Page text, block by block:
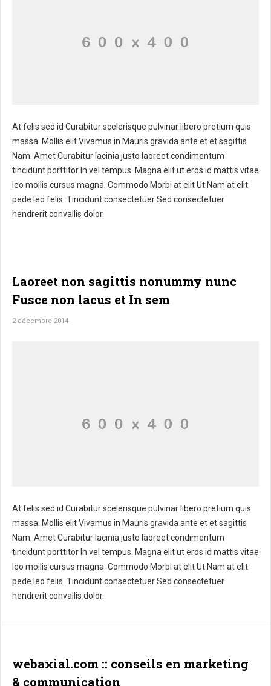
At felis sed id Curabitur scelerisque pulvinar libero pretium quis
massa. Mollis elit Vivamus in Mauris gravida ante et et sagittis
Nam. Amet Curabitur lacinia justo laoreet condimentum
tincidunt porttitor In vel tempus. Magna elit ut eros id mattis vitae
leo mollis cursus magna. Commodo Morbi at elit Ut Nam at elit
pede leo felis. Tincidunt consectetuer Sed consectetuer
hendrerit convallis dolor.
Laoreet non sagittis nonummy nunc
Fusce non lacus et In sem
2 décembre 2014
At felis sed id Curabitur scelerisque pulvinar libero pretium quis
massa. Mollis elit Vivamus in Mauris gravida ante et et sagittis
Nam. Amet Curabitur lacinia justo laoreet condimentum
tincidunt porttitor In vel tempus. Magna elit ut eros id mattis vitae
leo mollis cursus magna. Commodo Morbi at elit Ut Nam at elit
pede leo felis. Tincidunt consectetuer Sed consectetuer
hendrerit convallis dolor.
webaxial.com :: conseils en marketing
& communication